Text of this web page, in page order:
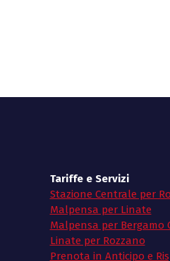
Tariffe e Servizi
Stazione Centrale per
Malpensa per Linate
Malpensa per Bergamo
Linate per Rozzano
Prenota in Anticipo e